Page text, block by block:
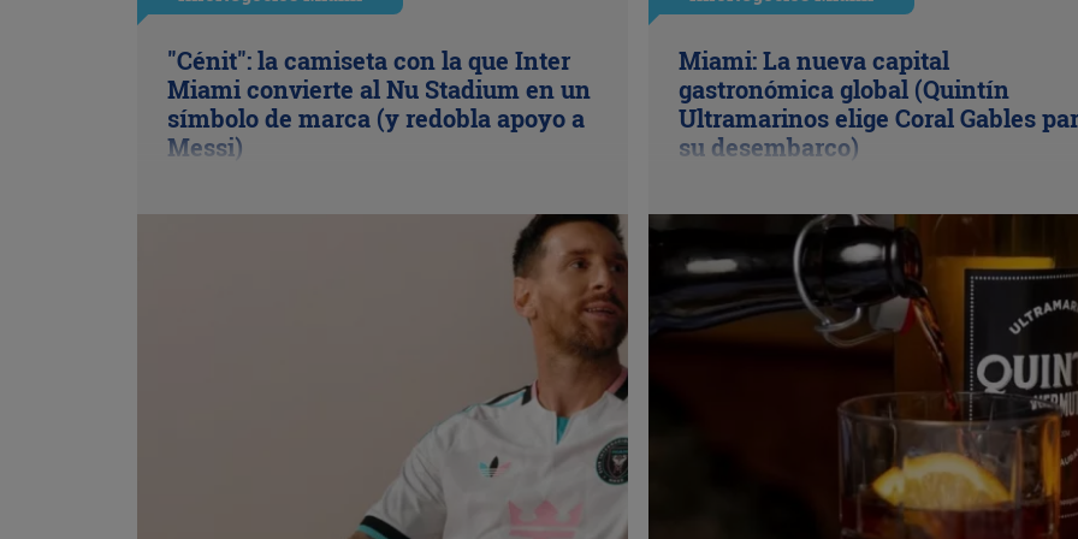
"Cénit": la camiseta con la que Inter
Miami convierte al Nu Stadium en un
símbolo de marca (y redobla apoyo a
Messi)
Miami: La nueva capital
gastronómica global (Quintín
Ultramarinos elige Coral Gables
su desembarco)